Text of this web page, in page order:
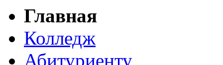
Главная
Колледж
Абитуриенту